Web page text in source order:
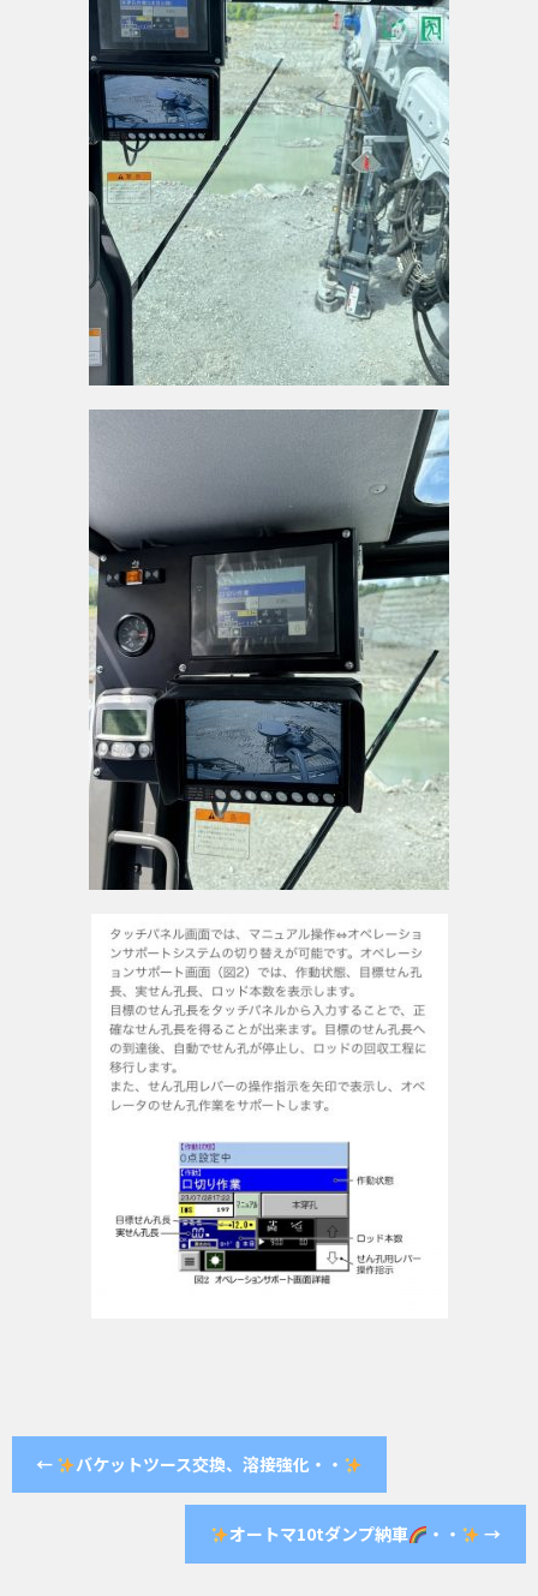
← バケットツース交換、溶接強化・・
オートマ10tダンプ納車 ・・ →